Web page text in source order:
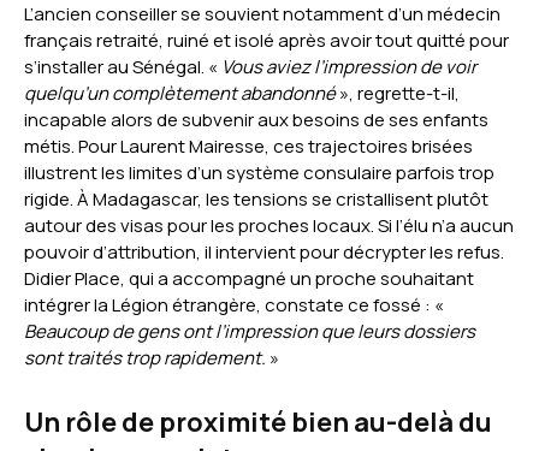
L’ancien conseiller se souvient notamment d’un médecin
français retraité, ruiné et isolé après avoir tout quitté pour
s’installer au Sénégal. « Vous aviez l’impression de voir
quelqu’un complètement abandonné», regrette-t-il,
incapable alors de subvenir aux besoins de ses enfants
métis. Pour Laurent Mairesse, ces trajectoires brisées
illustrent les limites d’un système consulaire parfois trop
rigide. À Madagascar, les tensions se cristallisent plutôt
autour des visas pour les proches locaux. Si l’élu n’a aucun
pouvoir d’attribution, il intervient pour décrypter les refus.
Didier Place, qui a accompagné un proche souhaitant
intégrer la Légion étrangère, constate ce fossé : «
Beaucoup de gens ont l’impression que leurs dossiers
sont traités trop rapidement. »
Un rôle de proximité bien au-delà du